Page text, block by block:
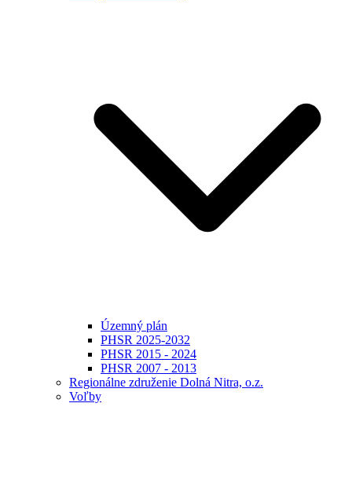
Územný plán
PHSR 2025-2032
PHSR 2015 - 2024
PHSR 2007 - 2013
Regionálne združenie Dolná Nitra, o.z.
Voľby